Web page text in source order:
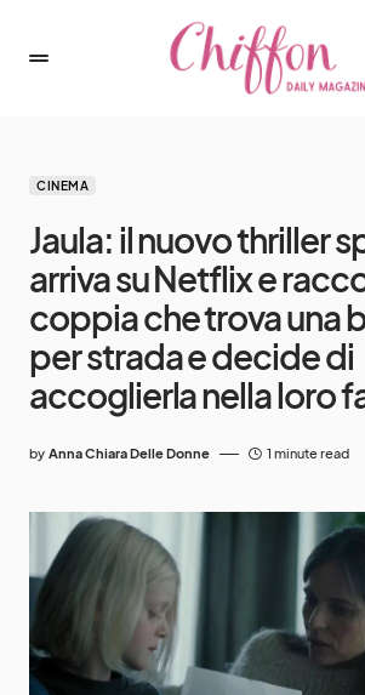
CINEMA
Jaula: il nuovo thriller
arriva su Netflix e
coppia che trova una
per strada e decide di
accoglierla nella loro
by Anna Chiara Delle Donne 1 minute read